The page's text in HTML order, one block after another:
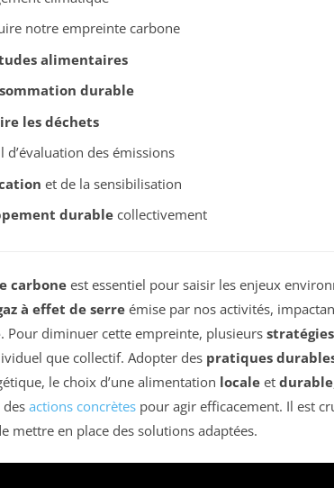
notre empreinte carbone
alimentaires
durable
les déchets
des émissions
et de la sensibilisation
durablecollectivement
carbone est essentiel pour saisir les enjeux
à effet de serre émise par nos activités,
. Pour diminuer cette empreinte, plusieurs stratégies
que collectif. Adopter des pratiques
le choix d’une alimentation locale et durable
actions concrètes pour agir efficacement. Il est
mettre en place des solutions adaptées.